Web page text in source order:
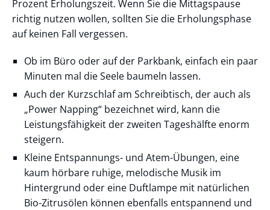
Prozent Erholungszeit. Wenn Sie die Mittagspause
richtig nutzen wollen, sollten Sie die Erholungsphase
auf keinen Fall vergessen.
Ob im Büro oder auf der Parkbank, einfach ein paar
Minuten mal die Seele baumeln lassen.
Auch der Kurzschlaf am Schreibtisch, der auch als
„Power Napping“ bezeichnet wird, kann die
Leistungsfähigkeit der zweiten Tageshälfte enorm
steigern.
Kleine Entspannungs- und Atem-Übungen, eine
kaum hörbare ruhige, melodische Musik im
Hintergrund oder eine Duftlampe mit natürlichen
Bio-Zitrusölen können ebenfalls entspannend und